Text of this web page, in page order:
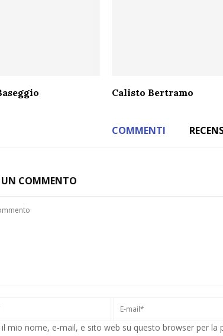
Calisto Bertramo
COMMENTI
UN COMMENTO
il mio nome, e-mail, e sito web su questo browser per